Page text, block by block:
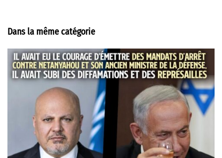
Dans la même catégorie